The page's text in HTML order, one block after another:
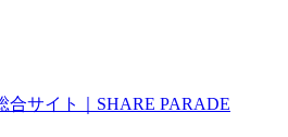
合サイト｜SHARE PARADE